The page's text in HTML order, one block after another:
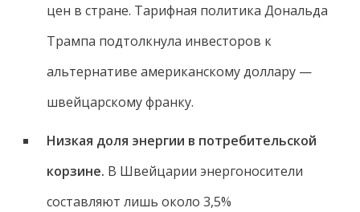
цен в стране. Тарифная политика Дональда
Трампа подтолкнула инвесторов к
альтернативе американскому доллару —
швейцарскому франку.
Низкая доля энергии в потребительской
корзине. В Швейцарии энергоносители
составляют лишь около 3,5%